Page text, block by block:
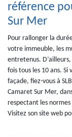
référence
Sur Mer
Pour rallonger la
votre immeuble, les
entretenus.
fois tous les 10 ans.
façade, fiez-vous à
Camaret Sur Mer,
respectant les
Visitez son site web